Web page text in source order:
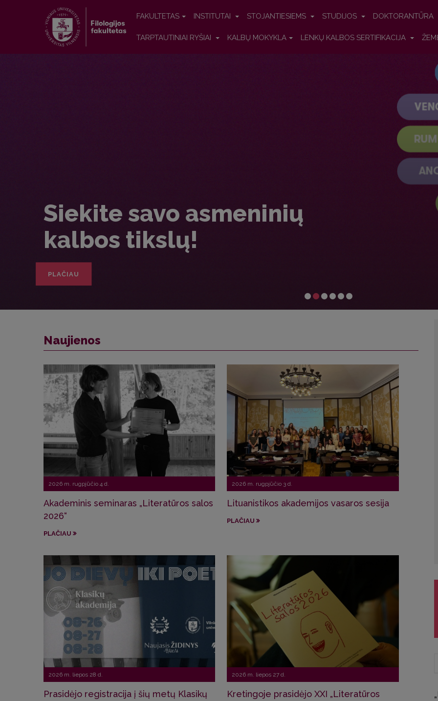
FAKULTETAS INSTITUTAI STOJANTIESIEMS STUDIJOS DOKTORANTŪRA
TARPTAUTINIAI RYŠIAI KALBŲ MOKYKLA LENKŲ KALBOS SERTIFIKACIJA
Siekite savo asmeninių
kalbos tikslų!
Naujienos
2026 m. rugpjūčio 4 d.
Akademinis seminaras „Literatūros salos
2026“
PLAČIAU
2026 m. rugpjūčio 3 d.
Lituanistikos akademijos vasaros sesija
PLAČIAU
2026 m. liepos 28 d.
Prasidėjo registracija į šių metų Klasikų
2026 m. liepos 27 d.
Kretingoje prasidėjo XXI „Literatūros
VU